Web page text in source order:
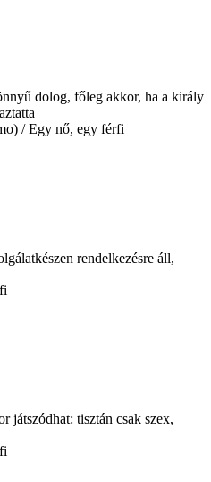
dolog, főleg akkor, ha a király
/ Egy nő, egy férfi
rendelkezésre áll,
játszódhat: tisztán csak szex,